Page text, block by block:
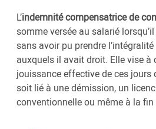
L’indemnité compensatrice de
somme versée au salarié
sans avoir pu prendre
auxquels il avait droit. Elle vise à
jouissance effective de ces jours
soit lié à une démission, un
conventionnelle ou même à la fin